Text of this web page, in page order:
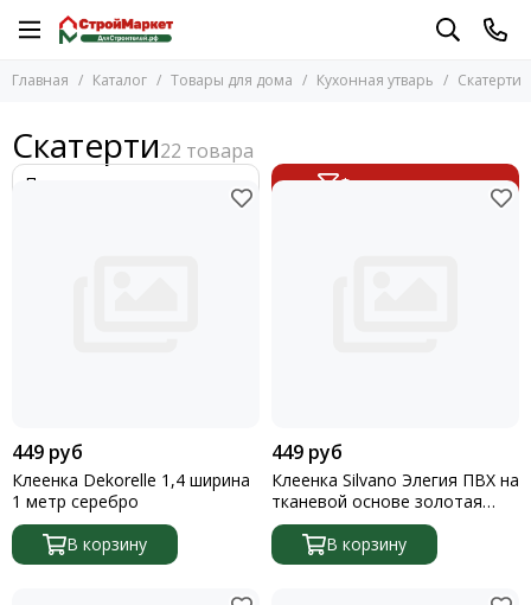
Товары для дома
Интерьер
Кухонная утварь
Кухонная утварь
Кухонные принадлежности
Ножи, ножницы
Главная Каталог Товары для дома Кухонная утварь Скатерти
Скатерти
Фильтр товаров
449 руб
Клеенка Dekorelle 1,4 ширина
1 метр серебро
В корзину
449 руб
Клеенка Silvano Элегия ПВХ на
тканевой основе золотая
1,39 ширина 1 метр
В корзину